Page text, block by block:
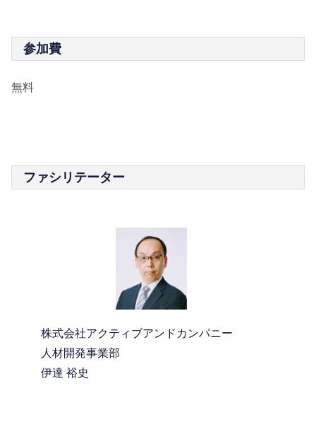
参加費
無料
ファシリテーター
株式会社アクティブアンドカンパニー
人材開発事業部
伊達 裕史